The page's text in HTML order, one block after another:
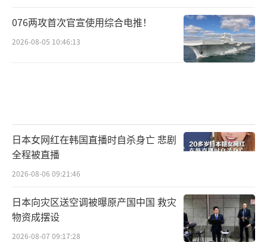
076两攻首次官宣使用综合电推！
2026-08-05 10:46:13
日本女网红在韩国直播时自杀身亡 悲剧
全程被直播
2026-08-06 09:21:46
日本向灾区送空调被曝原产国中国 救灾
物资成摆设
2026-08-07 09:17:28